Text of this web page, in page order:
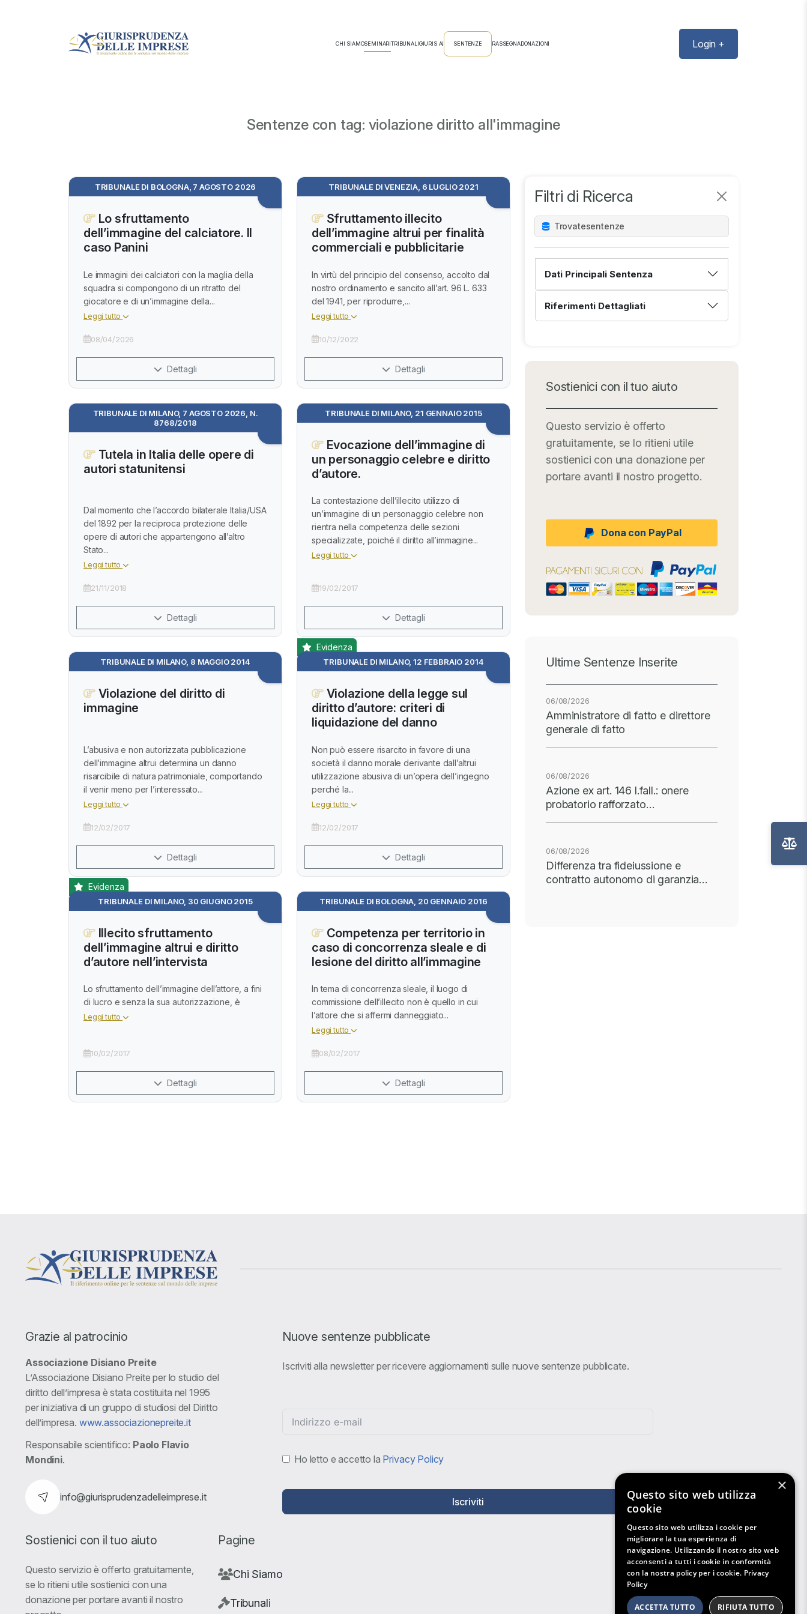
CHI SIAMOSEMINARITRIBUNALIGIURIS AI SENTENZE RASSEGNADONAZIONI Login +
Sentenze con tag: violazione diritto all'immagine
Filtri di Ricerca
Trovatesentenze
Dati Principali Sentenza
Riferimenti Dettagliati
Sostienici con il tuo aiuto
Questo servizio è offerto
gratuitamente, se lo ritieni utile
sostienici con una donazione per
portare avanti il nostro progetto.
Dona con PayPal
Ultime Sentenze Inserite
06/08/2026
Amministratore di fatto e direttore
generale di fatto
06/08/2026
Azione ex art. 146 l.fall.: onere
probatorio rafforzato…
06/08/2026
Differenza tra fideiussione e
contratto autonomo di garanzia…
TRIBUNALE DI BOLOGNA, 7 AGOSTO 2026
Lo sfruttamento
dell’immagine del calciatore. Il
caso Panini
Le immagini dei calciatori con la maglia della
squadra si compongono di un ritratto del
giocatore e di un’immagine della...
Leggi tutto
08/04/2026
Dettagli
TRIBUNALE DI VENEZIA, 6 LUGLIO 2021
Sfruttamento illecito
dell’immagine altrui per finalità
commerciali e pubblicitarie
In virtù del principio del consenso, accolto dal
nostro ordinamento e sancito all’art. 96 L. 633
del 1941, per riprodurre,...
Leggi tutto
10/12/2022
Dettagli
TRIBUNALE DI MILANO, 7 AGOSTO 2026, N.
8768/2018
Tutela in Italia delle opere di
autori statunitensi
Dal momento che l’accordo bilaterale Italia/USA
del 1892 per la reciproca protezione delle
opere di autori che appartengono all’altro
Stato...
Leggi tutto
21/11/2018
Dettagli
TRIBUNALE DI MILANO, 21 GENNAIO 2015
Evocazione dell’immagine di
un personaggio celebre e diritto
d’autore.
La contestazione dell’illecito utilizzo di
un’immagine di un personaggio celebre non
rientra nella competenza delle sezioni
specializzate, poiché il diritto all’immagine...
Leggi tutto
19/02/2017
Dettagli
TRIBUNALE DI MILANO, 8 MAGGIO 2014
Violazione del diritto di
immagine
L’abusiva e non autorizzata pubblicazione
dell’immagine altrui determina un danno
risarcibile di natura patrimoniale, comportando
il venir meno per l’interessato...
Leggi tutto
12/02/2017
Dettagli
TRIBUNALE DI MILANO, 12 FEBBRAIO 2014
Evidenza
Violazione della legge sul
diritto d’autore: criteri di
liquidazione del danno
Non può essere risarcito in favore di una
società il danno morale derivante dall’altrui
utilizzazione abusiva di un’opera dell’ingegno
perché la...
Leggi tutto
12/02/2017
Dettagli
TRIBUNALE DI MILANO, 30 GIUGNO 2015
Evidenza
Illecito sfruttamento
dell’immagine altrui e diritto
d’autore nell’intervista
Lo sfruttamento dell’immagine dell’attore, a fini
di lucro e senza la sua autorizzazione, è
Leggi tutto
10/02/2017
Dettagli
TRIBUNALE DI BOLOGNA, 20 GENNAIO 2016
Competenza per territorio in
caso di concorrenza sleale e di
lesione del diritto all’immagine
In tema di concorrenza sleale, il luogo di
commissione dell’illecito non è quello in cui
l’attore che si affermi danneggiato...
Leggi tutto
08/02/2017
Dettagli
Grazie al patrocinio
Associazione Disiano Preite
L’Associazione Disiano Preite per lo studio del
diritto dell’impresa è stata costituita nel 1995
per iniziativa di un gruppo di studiosi del Diritto
dell’impresa. www.associazionepreite.it
Responsabile scientifico: Paolo Flavio
Mondini.
info@giurisprudenzadelleimprese.it
Nuove sentenze pubblicate
Iscriviti alla newsletter per ricevere aggiornamenti sulle nuove sentenze pubblicate.
Ho letto e accetto la Privacy Policy
Iscriviti
Sostienici con il tuo aiuto
Questo servizio è offerto gratuitamente,
se lo ritieni utile sostienici con una
donazione per portare avanti il nostro
Pagine
Chi Siamo
Tribunali
×
Questo sito web utilizza
cookie
Questo sito web utilizza i cookie per
migliorare la tua esperienza di
navigazione. Utilizzando il nostro sito web
acconsenti a tutti i cookie in conformità
con la nostra policy per i cookie. Privacy
Policy
ACCETTA TUTTO RIFIUTA TUTTO